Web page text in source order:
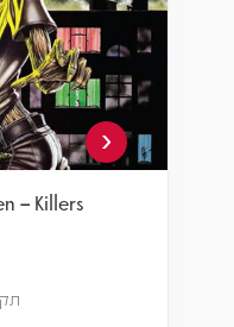
– Killers
‹